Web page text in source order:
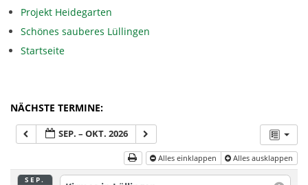
Projekt Heidegarten
Schönes sauberes Lüllingen
Startseite
NÄCHSTE TERMINE:
SEP. – OKT. 2026
Alles einklappen Alles ausklappen
SEP.